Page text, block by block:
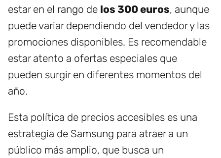
estar en el rango de los 300 euros, aunque
puede variar dependiendo del vendedor y las
promociones disponibles. Es recomendable
estar atento a ofertas especiales que
pueden surgir en diferentes momentos del
año.
Esta política de precios accesibles es una
estrategia de Samsung para atraer a un
público más amplio, que busca un